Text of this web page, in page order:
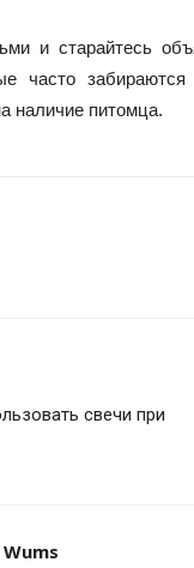
и старайтесь
часто забираются
наличие питомца.
свечи при
Wums